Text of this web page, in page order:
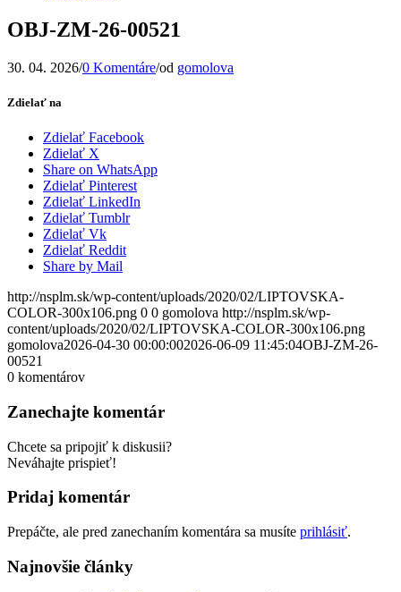
OBJ-ZM-26-00521
30. 04. 2026/0 Komentáre/od gomolova
Zdielať na
Zdielať Facebook
Zdielať X
Share on WhatsApp
Zdielať Pinterest
Zdielať LinkedIn
Zdielať Tumblr
Zdielať Vk
Zdielať Reddit
Share by Mail
http://nsplm.sk/wp-content/uploads/2020/02/LIPTOVSKA-
COLOR-300x106.png 0 0 gomolova http://nsplm.sk/wp-
content/uploads/2020/02/LIPTOVSKA-COLOR-300x106.png
gomolova2026-04-30 00:00:002026-06-09 11:45:04OBJ-ZM-26-
00521
0 komentárov
Zanechajte komentár
Chcete sa pripojiť k diskusii?
Neváhajte prispieť!
Pridaj komentár
Prepáčte, ale pred zanechaním komentára sa musíte prihlásiť.
Najnovšie články